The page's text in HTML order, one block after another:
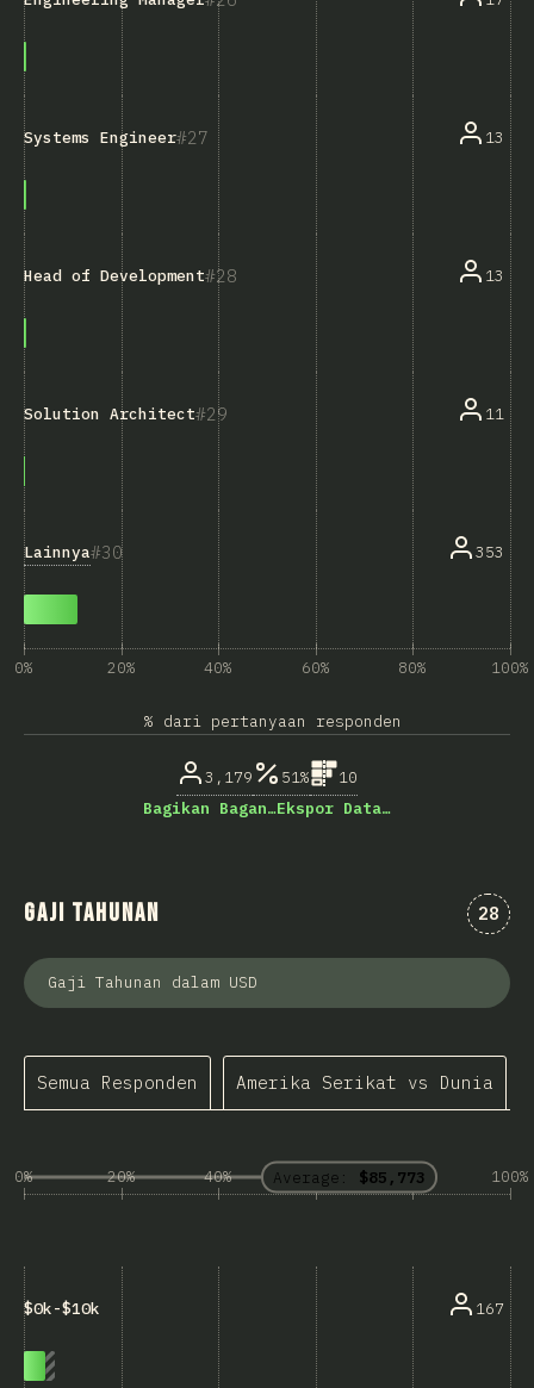
27
Systems Engineer 13
28
Head of Development 13
29
Solution Architect 11
30
Lainnya 353
0% 20% 40% 60% 80% 100%
% dari pertanyaan responden
3,179 51%
10
Bagikan Bagan…Ekspor Data…
Gaji Tahunan 28
Gaji Tahunan dalam USD
Semua Responden Amerika Serikat vs Dunia
0% 20% 40% 60% 80% 100%
Average: $85,773
$0k-$10k 167